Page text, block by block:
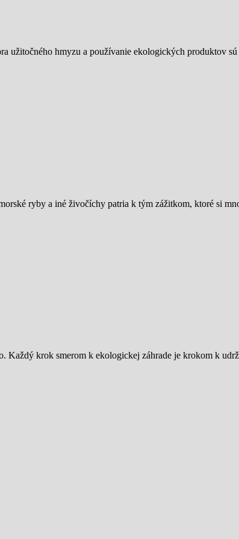
užitočného hmyzu a používanie ekologických produktov
ryby a iné živočíchy patria k tým zážitkom, ktoré si
Každý krok smerom k ekologickej záhrade je krokom k